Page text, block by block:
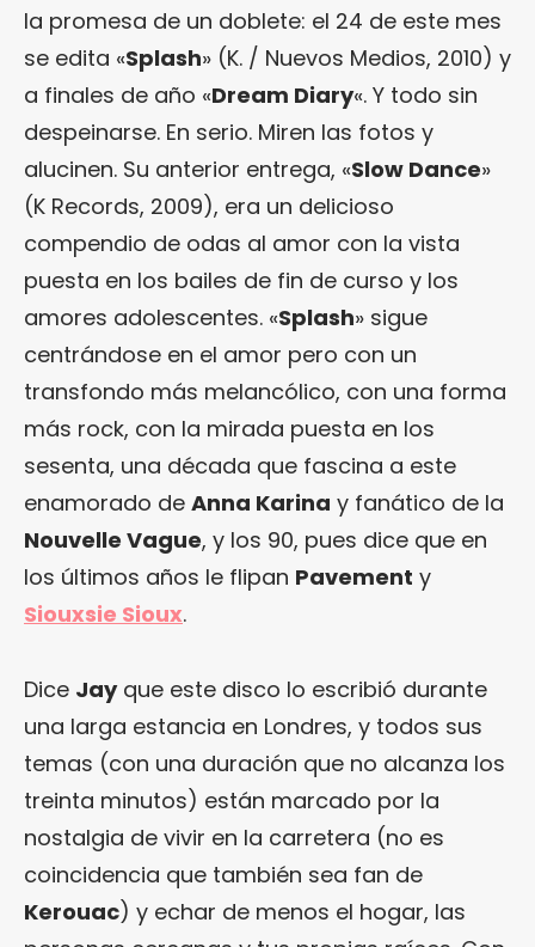
la promesa de un doblete: el 24 de este mes
se edita «Splash» (K. / Nuevos Medios, 2010) y
a finales de año «Dream Diary«. Y todo sin
despeinarse. En serio. Miren las fotos y
alucinen. Su anterior entrega, «Slow Dance»
(K Records, 2009), era un delicioso
compendio de odas al amor con la vista
puesta en los bailes de fin de curso y los
amores adolescentes. «Splash» sigue
centrándose en el amor pero con un
transfondo más melancólico, con una forma
más rock, con la mirada puesta en los
sesenta, una década que fascina a este
enamorado de Anna Karina y fanático de la
Nouvelle Vague, y los 90, pues dice que en
los últimos años le flipan Pavement y
Siouxsie Sioux.
Dice Jayque este disco lo escribió durante
una larga estancia en Londres, y todos sus
temas (con una duración que no alcanza los
treinta minutos) están marcado por la
nostalgia de vivir en la carretera (no es
coincidencia que también sea fan de
Kerouac) y echar de menos el hogar, las